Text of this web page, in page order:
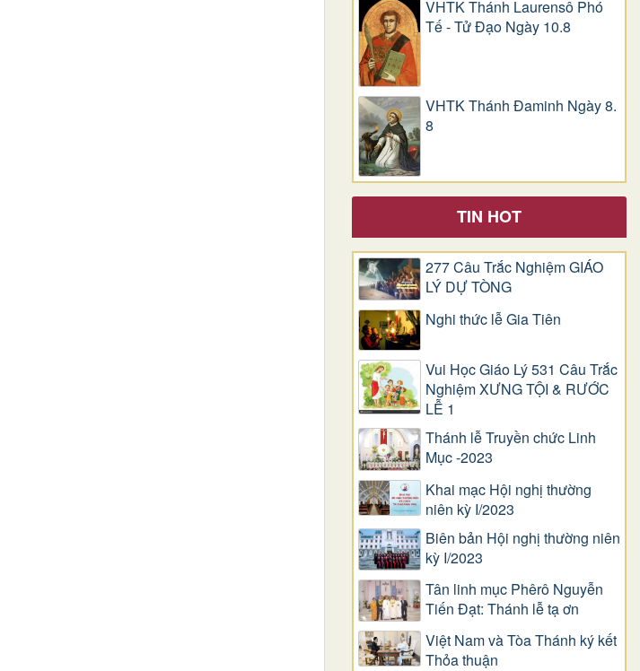
VHTK Thánh Laurensô Phó
Tế - Tử Đạo Ngày 10.8
VHTK Thánh Đaminh Ngày 8.
8
TIN HOT
277 Câu Trắc Nghiệm GIÁO
LÝ DỰ TÒNG
Nghi thức lễ Gia Tiên
Vui Học Giáo Lý 531 Câu Trắc
Nghiệm XƯNG TỘI & RƯỚC
LỄ 1
Thánh lễ Truyền chức Linh
Mục -2023
Khai mạc Hội nghị thường
niên kỳ I/2023
Biên bản Hội nghị thường niên
kỳ I/2023
Tân linh mục Phêrô Nguyễn
Tiến Đạt: Thánh lễ tạ ơn
Việt Nam và Tòa Thánh ký kết
Thỏa thuận